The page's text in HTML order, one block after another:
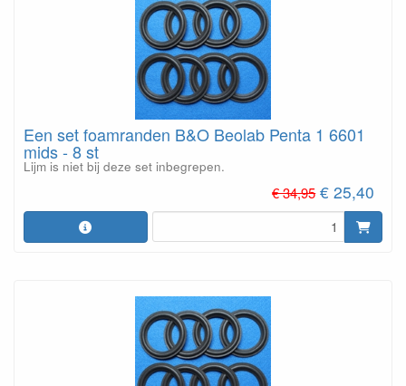
Een set foamranden B&O Beolab Penta 1 6601
mids - 8 st
Lijm is niet bij deze set inbegrepen.
€ 34,95 € 25,40